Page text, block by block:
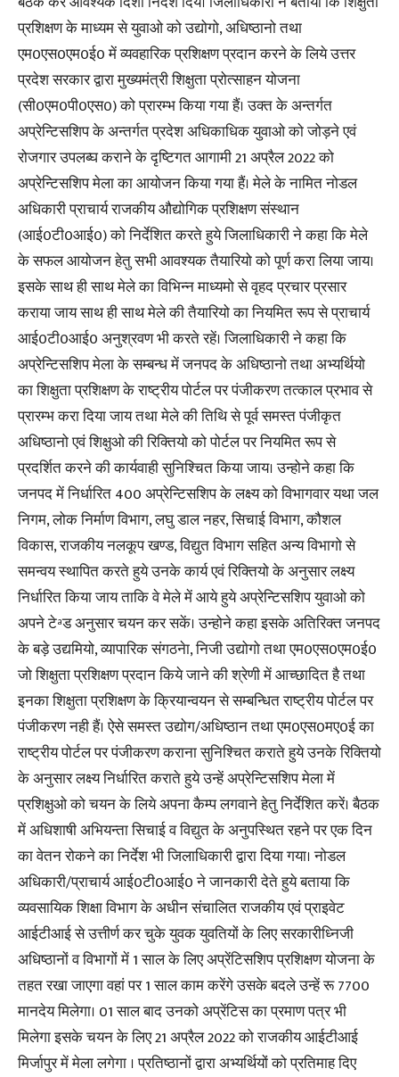
प्रशिक्षण के माध्यम से युवाओ को उद्योगो, अधिष्ठानो तथा
एम0एस0एम0ई0 में व्यवहारिक प्रशिक्षण प्रदान करने के लिये उत्तर
प्रदेश सरकार द्वारा मुख्यमंत्री शिक्षुता प्रोत्साहन योजना
(सी0एम0पी0एस0) को प्रारम्भ किया गया हैं। उक्त के अन्तर्गत
अप्रेन्टिसशिप के अन्तर्गत प्रदेश अधिकाधिक युवाओ को जोड़ने एवं
रोजगार उपलब्घ कराने के दृष्टिगत आगामी 21 अप्रैल 2022 को
अप्रेन्टिसशिप मेला का आयोजन किया गया हैं। मेले के नामित नोडल
अधिकारी प्राचार्य राजकीय औद्योगिक प्रशिक्षण संस्थान
(आई0टी0आई0) को निर्देशित करते हुये जिलाधिकारी ने कहा कि मेले
के सफल आयोजन हेतु सभी आवश्यक तैयारियो को पूर्ण करा लिया जाय।
इसके साथ ही साथ मेले का विभिन्न माध्यमो से वृहद प्रचार प्रसार
कराया जाय साथ ही साथ मेले की तैयारियो का नियमित रूप से प्राचार्य
आई0टी0आई0 अनुश्रवण भी करते रहें। जिलाधिकारी ने कहा कि
अप्रेन्टिसशिप मेला के सम्बन्ध में जनपद के अधिष्ठानो तथा अभ्यर्थियो
का शिक्षुता प्रशिक्षण के राष्ट्रीय पोर्टल पर पंजीकरण तत्काल प्रभाव से
प्रारम्भ करा दिया जाय तथा मेले की तिथि से पूर्व समस्त पंजीकृत
अधिष्ठानो एवं शिक्षुओ की रिक्तियो को पोर्टल पर नियमित रूप से
प्रदर्शित करने की कार्यवाही सुनिश्चित किया जाय। उन्होने कहा कि
जनपद में निर्धारित 400 अप्रेन्टिसशिप के लक्ष्य को विभागवार यथा जल
निगम, लोक निर्माण विभाग, लघु डाल नहर, सिचाई विभाग, कौशल
विकास, राजकीय नलकूप खण्ड, विद्युत विभाग सहित अन्य विभागो से
समन्वय स्थापित करते हुये उनके कार्य एवं रिक्तियो के अनुसार लक्ष्य
निर्धारित किया जाय ताकि वे मेले में आये हुये अप्रेन्टिसशिप युवाओ को
अपने टेªड अनुसार चयन कर सकें। उन्होने कहा इसके अतिरिक्त जनपद
के बड़े उद्यमियो, व्यापारिक संगठनेा, निजी उद्योगो तथा एम0एस0एम0ई0
जो शिक्षुता प्रशिक्षण प्रदान किये जाने की श्रेणी में आच्छादित है तथा
इनका शिक्षुता प्रशिक्षण के क्रियान्वयन से सम्बन्धित राष्ट्रीय पोर्टल पर
पंजीकरण नही हैं। ऐसे समस्त उद्योग/अधिष्ठान तथा एम0एस0मए0ई का
राष्ट्रीय पोर्टल पर पंजीकरण कराना सुनिश्चित कराते हुये उनके रिक्तियो
के अनुसार लक्ष्य निर्धारित कराते हुये उन्हें अप्रेन्टिसशिप मेला में
प्रशिक्षुओ को चयन के लिये अपना कैम्प लगवाने हेतु निर्देशित करें। बैठक
में अधिशाषी अभियन्ता सिचाई व विद्युत के अनुपस्थित रहने पर एक दिन
का वेतन रोकने का निर्देश भी जिलाधिकारी द्वारा दिया गया। नोडल
अधिकारी/प्राचार्य आई0टी0आई0 ने जानकारी देते हुये बताया कि
व्यवसायिक शिक्षा विभाग के अधीन संचालित राजकीय एवं प्राइवेट
आईटीआई से उत्तीर्ण कर चुके युवक युवतियों के लिए सरकारीध्निजी
अधिष्ठानों व विभागों में 1 साल के लिए अप्रेंटिसशिप प्रशिक्षण योजना के
तहत रखा जाएगा वहां पर 1 साल काम करेंगे उसके बदले उन्हें रू 7700
मानदेय मिलेगा। 01 साल बाद उनको अप्रेंटिस का प्रमाण पत्र भी
मिलेगा इसके चयन के लिए 21 अप्रैल 2022 को राजकीय आईटीआई
मिर्जापुर में मेला लगेगा । प्रतिष्ठानों द्वारा अभ्यर्थियों को प्रतिमाह दिए